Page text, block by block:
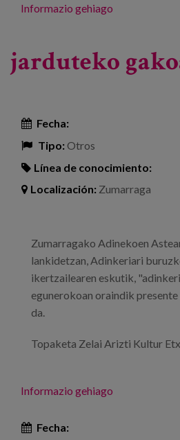
Informazio gehiago
jarduteko
Fecha:
Tipo:Otros
Línea de conocimiento:
Localización: Zumarraga
Zumarragako Adinekoen
lankidetzan, Adinkeriari
ikertzailearen eskutik,
egunerokoan oraindik
da.
Topaketa Zelai Arizti Kultur
Informazio gehiago
Fecha: